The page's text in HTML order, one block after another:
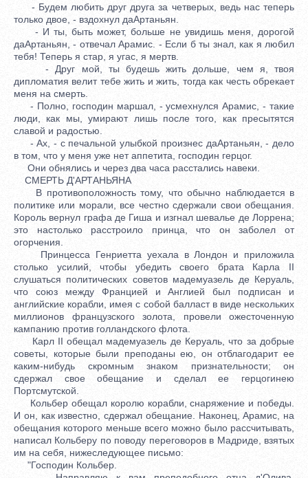
- Будем любить друг друга за четверых, ведь нас теперь
только двое, - вздохнул даАртаньян.
- И ты, быть может, больше не увидишь меня, дорогой
даАртаньян, - отвечал Арамис. - Если б ты знал, как я любил
тебя! Теперь я стар, я угас, я мертв.
- Друг мой, ты будешь жить дольше, чем я, твоя
дипломатия велит тебе жить и жить, тогда как честь обрекает
меня на смерть.
- Полно, господин маршал, - усмехнулся Арамис, - такие
люди, как мы, умирают лишь после того, как пресытятся
славой и радостью.
- Ах, - с печальной улыбкой произнес даАртаньян, - дело
в том, что у меня уже нет аппетита, господин герцог.
Они обнялись и через два часа расстались навеки.
СМЕРТЬ Д'АРТАНЬЯНА
В противоположность тому, что обычно наблюдается в
политике или морали, все честно сдержали свои обещания.
Король вернул графа де Гиша и изгнал шевалье де Лоррена;
это настолько расстроило принца, что он заболел от
огорчения.
Принцесса Генриетта уехала в Лондон и приложила
столько усилий, чтобы убедить своего брата Карла II
слушаться политических советов мадемуазель де Керуаль,
что союз между Францией и Англией был подписан и
английские корабли, имея с собой балласт в виде нескольких
миллионов французского золота, провели ожесточенную
кампанию против голландского флота.
Карл II обещал мадемуазель де Керуаль, что за добрые
советы, которые были преподаны ею, он отблагодарит ее
каким-нибудь скромным знаком признательности; он
сдержал свое обещание и сделал ее герцогинею
Портсмутской.
Кольбер обещал королю корабли, снаряжение и победы.
И он, как известно, сдержал обещание. Наконец, Арамис, на
обещания которого меньше всего можно было рассчитывать,
написал Кольберу по поводу переговоров в Мадриде, взятых
им на себя, нижеследующее письмо:
"Господин Кольбер.